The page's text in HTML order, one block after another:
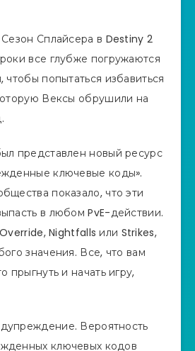
Сплайсера в Destiny 2
все глубже погружаются
чтобы попытаться избавиться
Вексы обрушили на
представлен новый ресурс
ключевые коды».
показало, что эти
в любом PvE-действии.
Nightfalls или Strikes,
значения. Все, что вам
прыгнуть и начать игру,
Вероятность
ключевых кодов